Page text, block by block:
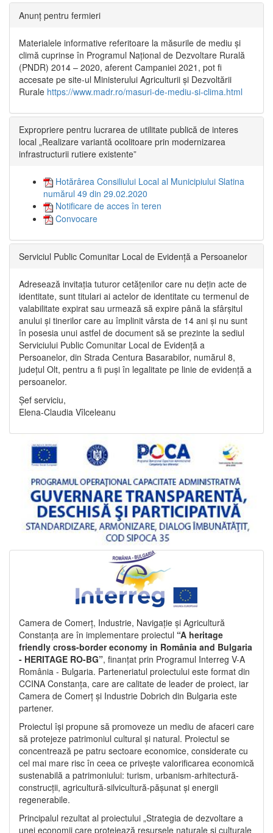
Anunț pentru fermieri
Materialele informative referitoare la măsurile de mediu și
climă cuprinse în Programul Național de Dezvoltare Rurală
(PNDR) 2014 – 2020, aferent Campaniei 2021, pot fi
accesate pe site-ul Ministerului Agriculturii și Dezvoltării
Rurale https://www.madr.ro/masuri-de-mediu-si-clima.html
Expropriere pentru lucrarea de utilitate publică de interes
local „Realizare variantă ocolitoare prin modernizarea
infrastructurii rutiere existente”
Hotărârea Consiliului Local al Municipiului Slatina
numărul 49 din 29.02.2020
Notificare de acces în teren
Convocare
Serviciul Public Comunitar Local de Evidență a Persoanelor
Adresează invitația tuturor cetățenilor care nu dețin acte de
identitate, sunt titulari ai actelor de identitate cu termenul de
valabilitate expirat sau urmează să expire până la sfârșitul
anului și tinerilor care au împlinit vârsta de 14 ani și nu sunt
în posesia unui astfel de document să se prezinte la sediul
Serviciului Public Comunitar Local de Evidență a
Persoanelor, din Strada Centura Basarabilor, numărul 8,
județul Olt, pentru a fi puși în legalitate pe linie de evidență a
persoanelor.
Șef serviciu,
Elena-Claudia Vîlceleanu
Camera de Comerț, Industrie, Navigație și Agricultură
Constanța are în implementare proiectul “A heritage
friendly cross-border economy in România and Bulgaria
- HERITAGE RO-BG”, finanțat prin Programul Interreg V-A
România - Bulgaria. Parteneriatul proiectului este format din
CCINA Constanța, care are calitate de leader de proiect, iar
Camera de Comerț și Industrie Dobrich din Bulgaria este
partener.
Proiectul își propune să promoveze un mediu de afaceri care
să protejeze patrimoniul cultural și natural. Proiectul se
concentrează pe patru sectoare economice, considerate cu
cel mai mare risc în ceea ce privește valorificarea economică
sustenabilă a patrimoniului: turism, urbanism-arhitectură-
construcții, agricultură-silvicultură-pășunat și energii
regenerabile.
Principalul rezultat al proiectului „Strategia de dezvoltare a
unei economii care protejează resursele naturale și culturale